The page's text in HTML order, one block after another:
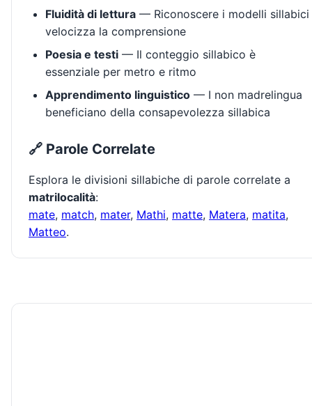
Fluidità di lettura — Riconoscere i modelli sillabici
velocizza la comprensione
Poesia e testi — Il conteggio sillabico è
essenziale per metro e ritmo
Apprendimento linguistico — I non madrelingua
beneficiano della consapevolezza sillabica
🔗 Parole Correlate
Esplora le divisioni sillabiche di parole correlate a
matrilocalità:
mate, match, mater, Mathi, matte, Matera, matita,
Matteo.